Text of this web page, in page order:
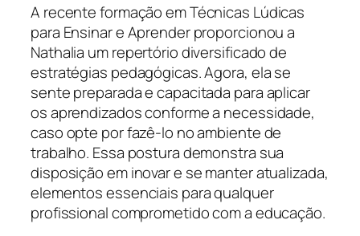
A recente formação em Técnicas Lúdicas
para Ensinar e Aprender proporcionou a
Nathalia um repertório diversificado de
estratégias pedagógicas. Agora, ela se
sente preparada e capacitada para aplicar
os aprendizados conforme a necessidade,
caso opte por fazê-lo no ambiente de
trabalho. Essa postura demonstra sua
disposição em inovar e se manter atualizada,
elementos essenciais para qualquer
profissional comprometido com a educação.